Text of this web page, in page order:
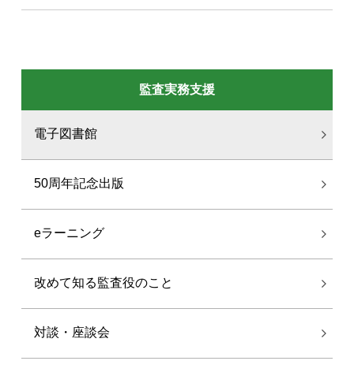
監査実務支援
電子図書館
50周年記念出版
eラーニング
改めて知る監査役のこと
対談・座談会